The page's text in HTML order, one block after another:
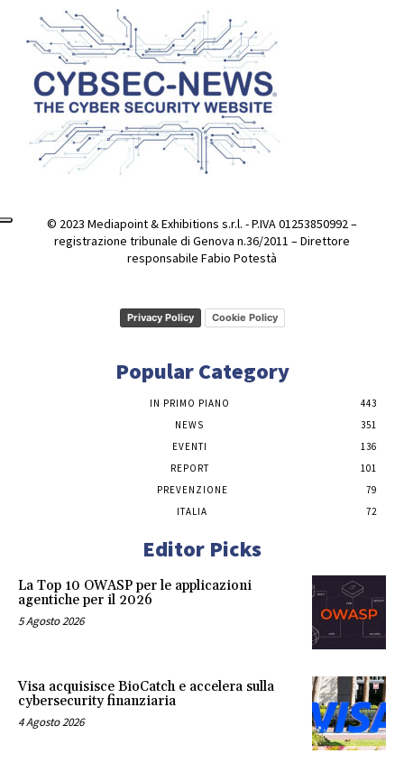
© 2023 Mediapoint & Exhibitions s.r.l. - P.IVA 01253850992 –
registrazione tribunale di Genova n.36/2011 – Direttore
responsabile Fabio Potestà
Privacy Policy Cookie Policy
Popular Category
IN PRIMO PIANO
443
NEWS
351
EVENTI
136
REPORT
101
PREVENZIONE
79
ITALIA
72
Editor Picks
La Top 10 OWASP per le applicazioni
agentiche per il 2026
5 Agosto 2026
Visa acquisisce BioCatch e accelera sulla
cybersecurity finanziaria
4 Agosto 2026